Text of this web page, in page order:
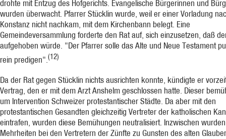
drohte mit Entzug des Hofgerichts. Evangelische Bürgerinnen und
wurden überwacht. Pfarrer Stücklin wurde, weil er einer Vorladung
Konstanz nicht nachkam, mit dem Kirchenbann belegt. Eine
Gemeindeversammlung forderte den Rat auf, sich einzusetzen, daß
aufgehoben würde. "Der Pfarrer solle das Alte und Neue Testament
rein predigen". (12)
Da der Rat gegen Stücklin nichts ausrichten konnte, kündigte er
Vertrag, den er mit dem Arzt Anshelm geschlossen hatte. Dieser
um Intervention Schweizer protestantischer Städte. Da aber mit den
protestantischen Gesandten gleichzeitig Vertreter der katholischen
eintrafen, wurden diese Bemühungen neutralisiert. Inzwischen
Mehrheiten bei den Vertretern der Zünfte zu Gunsten des alten